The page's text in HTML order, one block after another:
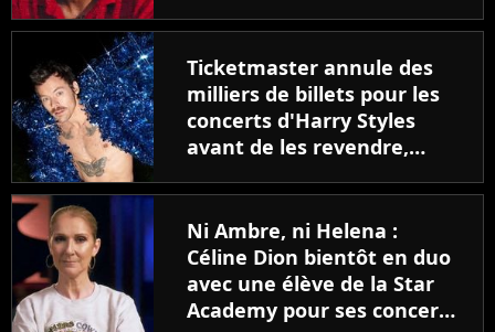
Ticketmaster annule des
milliers de billets pour les
concerts d'Harry Styles
avant de les revendre,
raison
Ni Ambre, ni Helena :
Céline Dion bientôt en duo
avec une élève de la Star
Academy pour ses concerts